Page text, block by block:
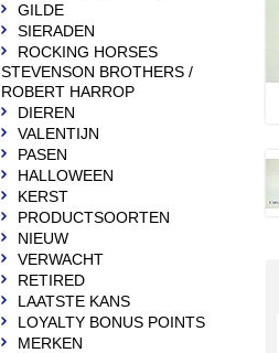
GILDE
SIERADEN
ROCKING HORSES
STEVENSON BROTHERS /
ROBERT HARROP
DIEREN
VALENTIJN
PASEN
HALLOWEEN
KERST
PRODUCTSOORTEN
NIEUW
VERWACHT
RETIRED
LAATSTE KANS
LOYALTY BONUS POINTS
MERKEN